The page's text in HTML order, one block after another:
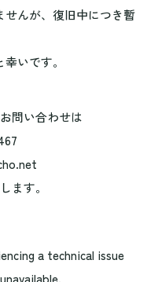
せんが、復旧中につき暫
いです。
問い合わせは
ます。
a technical issue